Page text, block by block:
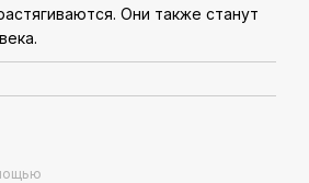
Они также станут